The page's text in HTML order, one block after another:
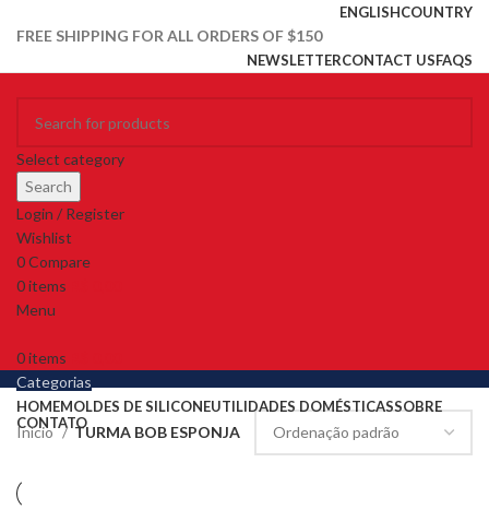
ENGLISHCOUNTRY
FREE SHIPPING FOR ALL ORDERS OF $150
NEWSLETTERCONTACT USFAQS
Select category
Search
Login / Register
Wishlist
0Compare
0items
Menu
0items
Categorias
HOMEMOLDES DE SILICONEUTILIDADES DOMÉSTICASSOBRE
CONTATO
Início TURMA BOB ESPONJA